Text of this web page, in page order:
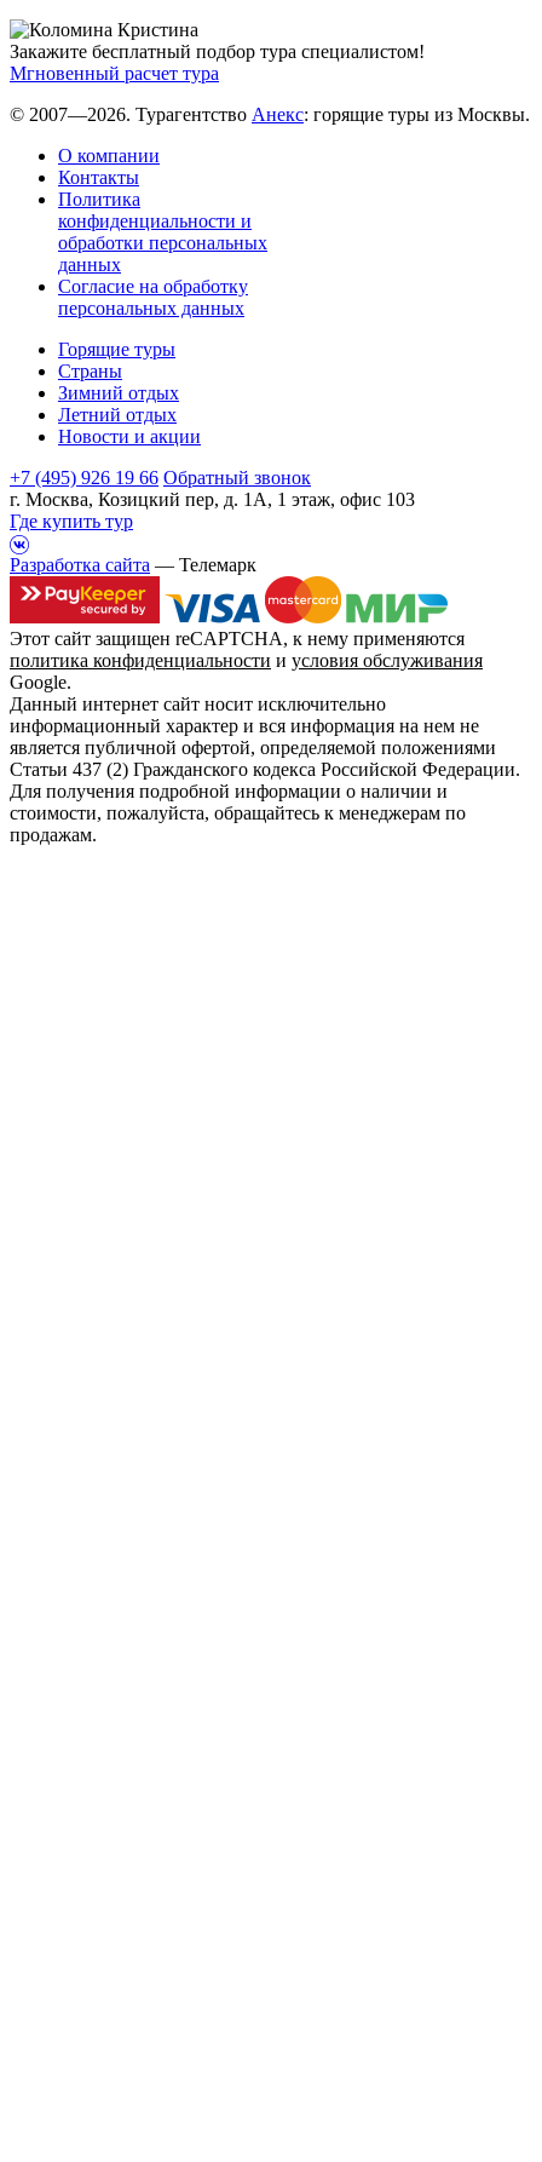
Закажите бесплатный подбор тура специалистом!
Мгновенный расчет тура
© 2007—2026. Турагентство Анекс: горящие туры из Москвы.
О компании
Контакты
Политика
конфиденциальности и
обработки персональных
данных
Согласие на обработку
персональных данных
Горящие туры
Страны
Зимний отдых
Летний отдых
Новости и акции
+7 (495) 926 19 66 Обратный звонок
г. Москва, Козицкий пер, д. 1А, 1 этаж, офис 103
Где купить тур
Разработка сайта — Телемарк
Этот сайт защищен reCAPTCHA, к нему применяются
политика конфиденциальности и условия обслуживания
Google.
Данный интернет сайт носит исключительно
информационный характер и вся информация на нем не
является публичной офертой, определяемой положениями
Статьи 437 (2) Гражданского кодекса Российской Федерации.
Для получения подробной информации о наличии и
стоимости, пожалуйста, обращайтесь к менеджерам по
продажам.